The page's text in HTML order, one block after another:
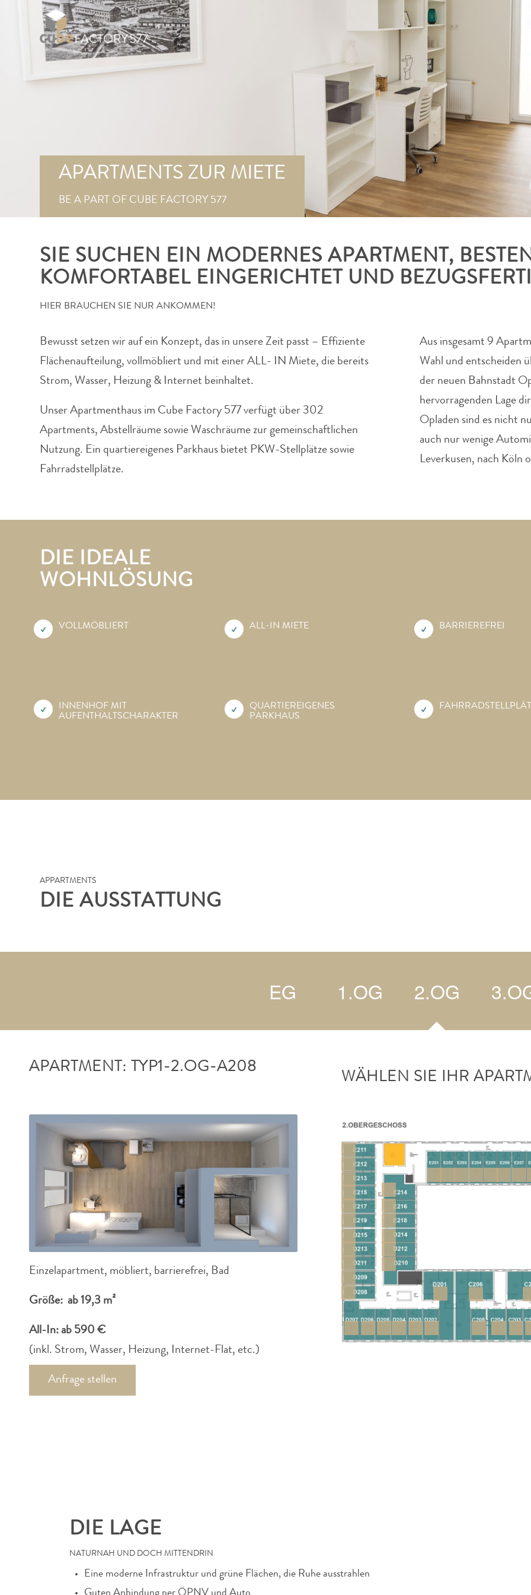
APARTMENTS ZUR MIETE
BE A PART OF CUBE FACTORY 577
SIE SUCHEN EIN MODERNES APARTMENT,
KOMFORTABEL EINGERICHTET UND
HIER BRAUCHEN SIE NUR ANKOMMEN!
Bewusst setzen wir auf ein Konzept, das in unsere Zeit passt – Effiziente
Flächenaufteilung, vollmöbliert und mit einer ALL- IN Miete, die bereits
Strom, Wasser, Heizung & Internet beinhaltet.
Unser Apartmenthaus im Cube Factory 577 verfügt über 302
Apartments, Abstellräume sowie Waschräume zur gemeinschaftlichen
Nutzung. Ein quartiereigenes Parkhaus bietet PKW-Stellplätze sowie
Fahrradstellplätze.
Aus insgesamt 9
Wahl und entscheiden
der neuen Bahnstadt
hervorragenden Lage
Opladen sind es nicht
auch nur wenige
Leverkusen, nach Köln
DIE IDEALE
WOHNLÖSUNG
VOLLMÖBLIERT ALL-IN MIETE BARRIEREFREI
INNENHOF MIT
AUFENTHALTS­CHARAKTER
QUARTIEREIGENES
PARKHAUS
APPARTMENTS
DIE AUSSTATTUNG
EG 1.OG 2.OG
APARTMENT: TYP1-2.OG-A208
Einzelapartment, möbliert, barrierefrei, Bad
Größe: ab 19,3 m²
All-In: ab 590 €
(inkl. Strom, Wasser, Heizung, Internet-Flat, etc.)
Anfrage stellen
WÄHLEN SIE IHR
DIE LAGE
NATURNAH UND DOCH MITTENDRIN
Eine moderne Infrastruktur und grüne Flächen, die Ruhe ausstrahlen